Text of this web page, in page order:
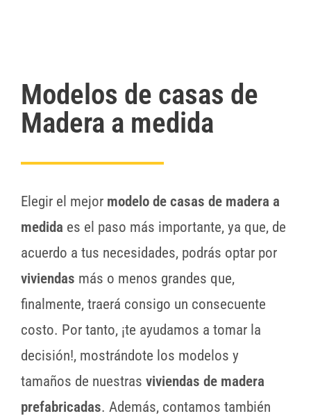
Modelos de casas de
Madera a medida
Elegir el mejor modelo de casas de madera a
medida es el paso más importante, ya que, de
acuerdo a tus necesidades, podrás optar por
viviendas más o menos grandes que,
finalmente, traerá consigo un consecuente
costo. Por tanto, ¡te ayudamos a tomar la
decisión!, mostrándote los modelos y
tamaños de nuestras viviendas de madera
prefabricadas. Además, contamos también